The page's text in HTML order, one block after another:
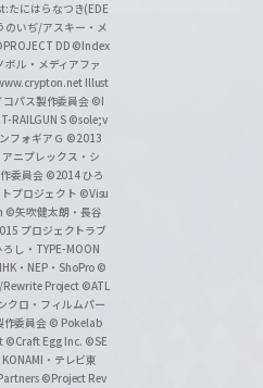
にはらなつき(EDE
いぢ/アスキー・メ
DD ©Index
ル・メディアファ
Illust
パス製作委員会 ©I
RAILGUN S ©sole;v
フォギアＧ ©2013
ニプレックス・シ
委員会 ©2014 ひろ
プロジェクト ©Visu
©矢吹健太朗・長谷
プロジェクトラブ
し・TYPE-MOON
・NEP・ShoPro ©
Project ©ATL
クロ・フィルムパー
作委員会 © Pokelab
©Craft Egg Inc. ©SE
・テレビ東
©Project Rev